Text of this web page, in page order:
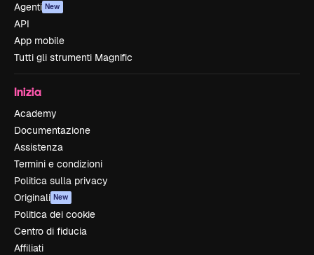
Agenti New
API
App mobile
Tutti gli strumenti Magnific
Inizia
Academy
Documentazione
Assistenza
Termini e condizioni
Politica sulla privacy
Originali New
Politica dei cookie
Centro di fiducia
Affiliati